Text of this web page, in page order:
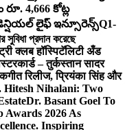
4,666 కోట్ల
లైఫ్ ఇన్సూరెన్స్Q1-
প্রদান করেছে
क्लब हॉस्पिटॅलिटी अँड
– तुर्कस्तान सादर
रिलीज, प्रियंका सिंह और
Hitesh Nihalani: Two
Dr. Basant Goel To
Awards 2026 As
Inspiring